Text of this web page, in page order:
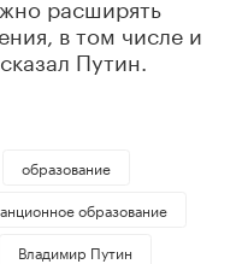
в том числе и
Путин.
образование
образование
Владимир Путин